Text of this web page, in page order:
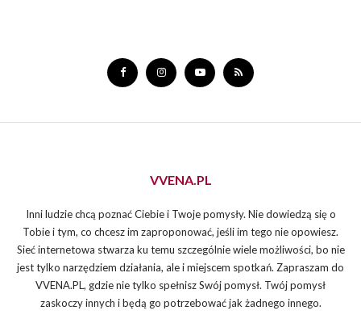
VVENA.PL
Inni ludzie chcą poznać Ciebie i Twoje pomysły. Nie dowiedzą się o
Tobie i tym, co chcesz im zaproponować, jeśli im tego nie opowiesz.
Sieć internetowa stwarza ku temu szczególnie wiele możliwości, bo nie
jest tylko narzędziem działania, ale i miejscem spotkań. Zapraszam do
VVENA.PL, gdzie nie tylko spełnisz Swój pomysł. Twój pomysł
zaskoczy innych i będą go potrzebować jak żadnego innego.